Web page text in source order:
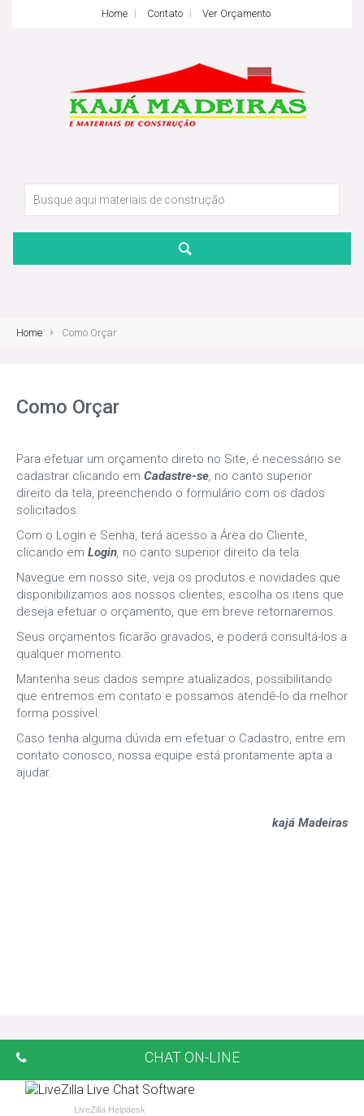
Home Contato Ver Orçamento
Home Como Orçar
Como Orçar
Para efetuar um orçamento direto no Site, é necessário se
cadastrar clicando em Cadastre-se, no canto superior
direito da tela, preenchendo o formulário com os dados
solicitados.
Com o Login e Senha, terá acesso a Área do Cliente,
clicando em Login, no canto superior direito da tela.
Navegue em nosso site, veja os produtos e novidades que
disponibilizamos aos nossos clientes, escolha os itens que
deseja efetuar o orçamento, que em breve retornaremos.
Seus orçamentos ficarão gravados, e poderá consultá-los a
qualquer momento.
Mantenha seus dados sempre atualizados, possibilitando
que entremos em contato e possamos atendê-lo da melhor
forma possível.
Caso tenha alguma dúvida em efetuar o Cadastro, entre em
contato conosco, nossa equipe está prontamente apta a
ajudar.
kajá Madeiras
CHAT ON-LINE
LiveZilla Helpdesk